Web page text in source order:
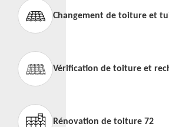
Changement de toiture et
Vérification de toiture et
Rénovation de toiture 72